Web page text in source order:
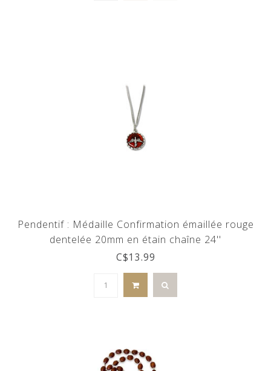
Pendentif : Médaille Confirmation émaillée rouge
dentelée 20mm en étain chaîne 24''
C$13.99